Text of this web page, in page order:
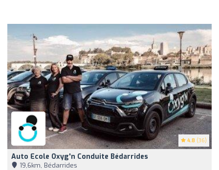
4.8 (36)
Auto Ecole Oxyg'n Conduite Bédarrides
19,6km, Bédarrides